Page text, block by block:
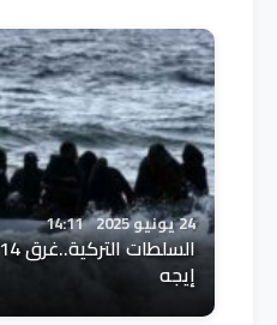
24 يونيو 2025 14:11
إيجه